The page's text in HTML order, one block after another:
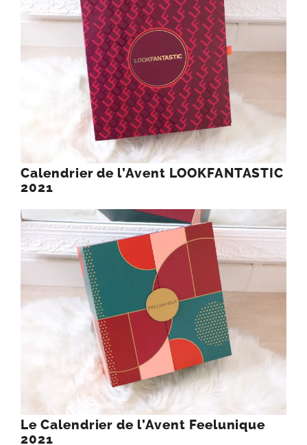
Calendrier de l’Avent LOOKFANTASTIC
2021
Le Calendrier de l’Avent Feelunique
2021